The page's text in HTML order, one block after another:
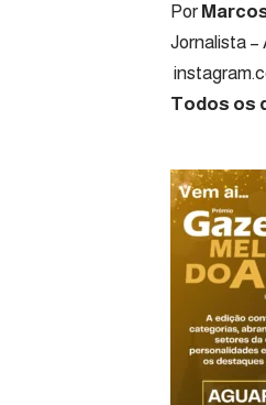
Por
Todos os